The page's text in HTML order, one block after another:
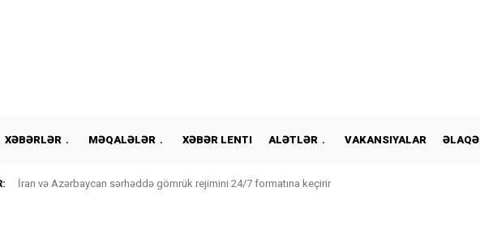
XƏBƏRLƏR MƏQALƏLƏR XƏBƏR LENTI ALƏTLƏR VAKANSIYALAR ƏLAQƏ
İran və Azərbaycan sərhəddə gömrük rejimini 24/7 formatına keçirir